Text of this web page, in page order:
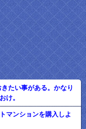
たい事がある。かなり
け。
マンションを購入しよ